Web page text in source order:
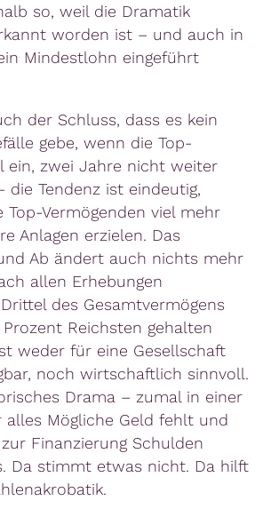
so, weil die Dramatik
worden ist – und auch in
Mindestlohn eingeführt
der Schluss, dass es kein
gebe, wenn die Top-
ein, zwei Jahre nicht weiter
die Tendenz ist eindeutig,
Top-Vermögenden viel mehr
Anlagen erzielen. Das
Ab ändert auch nichts mehr
allen Erhebungen
des Gesamtvermögens
Reichsten gehalten
weder für eine Gesellschaft
noch wirtschaftlich sinnvoll.
Drama – zumal in einer
alles Mögliche Geld fehlt und
Finanzierung Schulden
Da stimmt etwas nicht. Da hilft